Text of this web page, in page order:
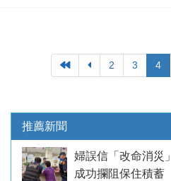
2 3 4
推薦新聞
婦誤信「改命消
成功攔阻保住積蓄